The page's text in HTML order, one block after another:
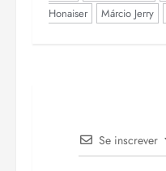
Honaiser
Márcio Jerry
Se inscrever